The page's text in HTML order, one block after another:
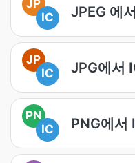
JP
IC
JPEG 에
JP
IC
JPG에서
PN
IC
PNG에서